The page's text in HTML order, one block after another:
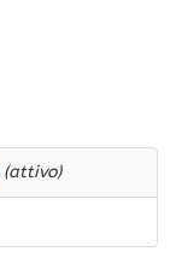
(attivo)